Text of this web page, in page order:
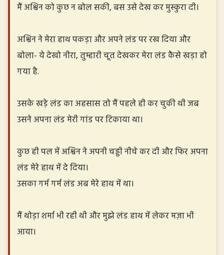
मैं अश्विन को कुछ न बोल सकी, बस उसे देख कर मुस्कुरा दी।
अश्विन ने मेरा हाथ पकड़ा और अपने लंड पर रख दिया और
बोला- ये देखो नीरा, तुम्हारी चूत देखकर मेरा लंड कैसे खड़ा हो
गया है.
उसके खड़े लंड का अहसास तो मैं पहले ही कर चुकी थी जब
उसने अपना लंड मेरी गांड पर टिकाया था।
कुछ ही पल में अश्विन ने अपनी चड्डी नीचे कर दी और फिर अपना
लंड मेरे हाथ में दे दिया।
उसका गर्म गर्म लंड अब मेरे हाथ में था।
मैं थोड़ा शर्मा भी रही थी और मुझे लंड हाथ में लेकर मज़ा भी
आया।